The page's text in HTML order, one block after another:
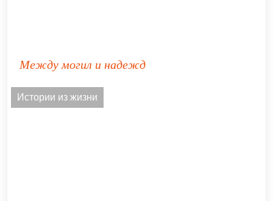
Между могил и надежд
Истории из жизни